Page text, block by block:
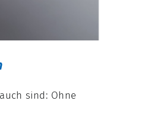
sind: Ohne